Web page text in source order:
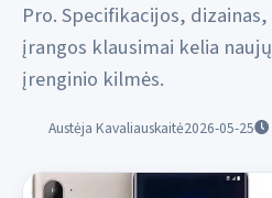
Pro. Specifikacijos,
įrangos klausimai kelia
įrenginio kilmės.
Austėja Kavaliauskaitė2026-05-25